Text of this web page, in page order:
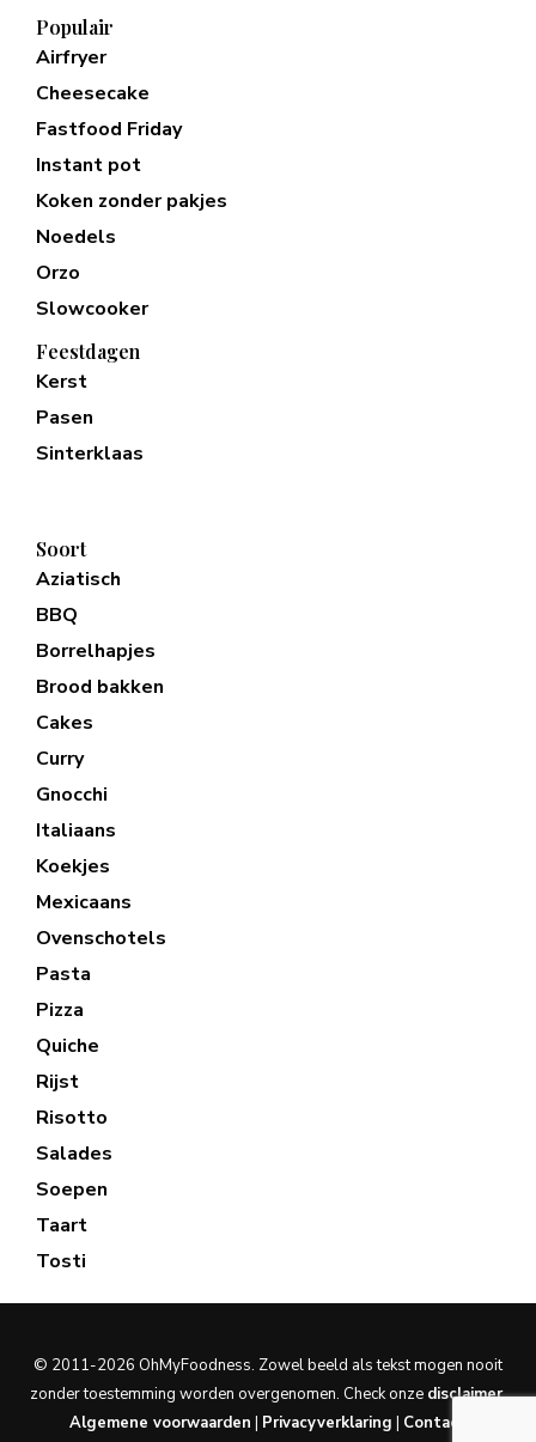
Populair
Airfryer
Cheesecake
Fastfood Friday
Instant pot
Koken zonder pakjes
Noedels
Orzo
Slowcooker
Feestdagen
Kerst
Pasen
Sinterklaas
Soort
Aziatisch
BBQ
Borrelhapjes
Brood bakken
Cakes
Curry
Gnocchi
Italiaans
Koekjes
Mexicaans
Ovenschotels
Pasta
Pizza
Quiche
Rijst
Risotto
Salades
Soepen
Taart
Tosti
© 2011-2026 OhMyFoodness. Zowel beeld als tekst mogen nooit
zonder toestemming worden overgenomen. Check onze disclaimer.
Algemene voorwaarden | Privacyverklaring | Contact